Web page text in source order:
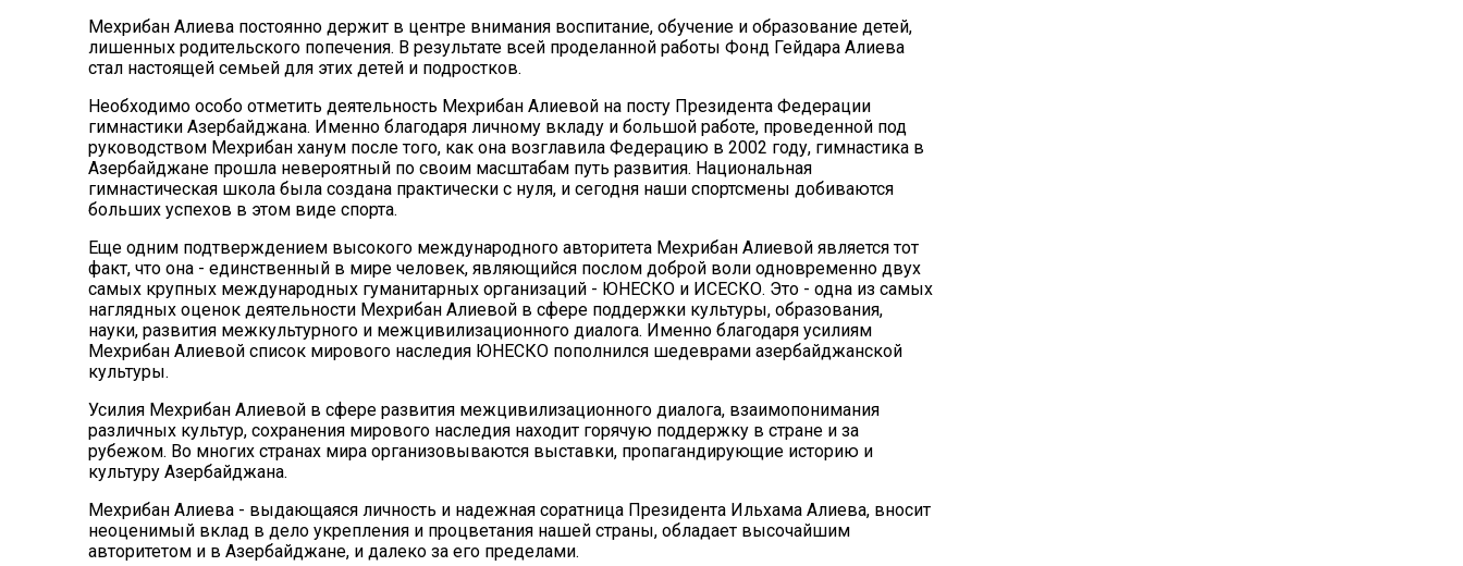
Мехрибан Алиева постоянно держит в центре внимания воспитание, обучение и образование детей,
лишенных родительского попечения. В результате всей проделанной работы Фонд Гейдара Алиева
стал настоящей семьей для этих детей и подростков.
Необходимо особо отметить деятельность Мехрибан Алиевой на посту Президента Федерации
гимнастики Азербайджана. Именно благодаря личному вкладу и большой работе, проведенной под
руководством Мехрибан ханум после того, как она возглавила Федерацию в 2002 году, гимнастика в
Азербайджане прошла невероятный по своим масштабам путь развития. Национальная
гимнастическая школа была создана практически с нуля, и сегодня наши спортсмены добиваются
больших успехов в этом виде спорта.
Еще одним подтверждением высокого международного авторитета Мехрибан Алиевой является тот
факт, что она - единственный в мире человек, являющийся послом доброй воли одновременно двух
самых крупных международных гуманитарных организаций - ЮНЕСКО и ИСЕСКО. Это - одна из самых
наглядных оценок деятельности Мехрибан Алиевой в сфере поддержки культуры, образования,
науки, развития межкультурного и межцивилизационного диалога. Именно благодаря усилиям
Мехрибан Алиевой список мирового наследия ЮНЕСКО пополнился шедеврами азербайджанской
культуры.
Усилия Мехрибан Алиевой в сфере развития межцивилизационного диалога, взаимопонимания
различных культур, сохранения мирового наследия находит горячую поддержку в стране и за
рубежом. Во многих странах мира организовываются выставки, пропагандирующие историю и
культуру Азербайджана.
Мехрибан Алиева - выдающаяся личность и надежная соратница Президента Ильхама Алиева, вносит
неоценимый вклад в дело укрепления и процветания нашей страны, обладает высочайшим
авторитетом и в Азербайджане, и далеко за его пределами.